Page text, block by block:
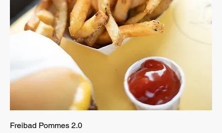
Freibad Pommes 2.0